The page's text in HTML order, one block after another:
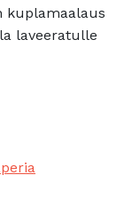
kuplamaalaus
laveeratulle